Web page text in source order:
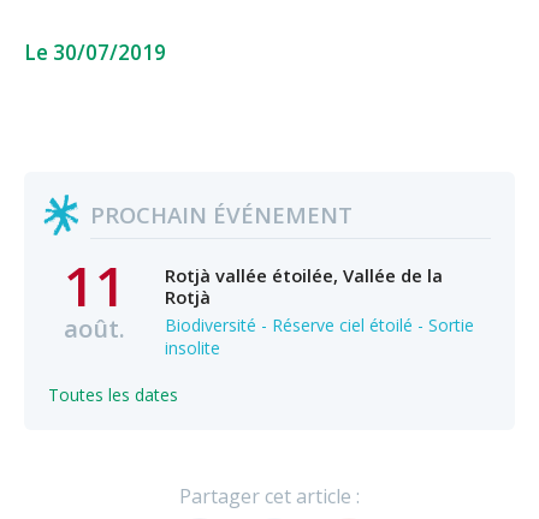
Le 30/07/2019
PROCHAIN ÉVÉNEMENT
11
août.
Rotjà vallée étoilée, Vallée de la
Rotjà
Biodiversité - Réserve ciel étoilé - Sortie
insolite
Toutes les dates
Partager cet article :